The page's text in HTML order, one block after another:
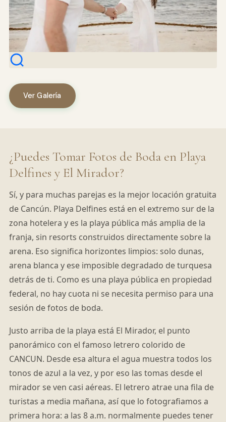
Ver Galería
¿Puedes Tomar Fotos de Boda en Playa
Delfines y El Mirador?
Sí, y para muchas parejas es la mejor locación gratuita
de Cancún. Playa Delfines está en el extremo sur de la
zona hotelera y es la playa pública más amplia de la
franja, sin resorts construidos directamente sobre la
arena. Eso significa horizontes limpios: solo dunas,
arena blanca y ese imposible degradado de turquesa
detrás de ti. Como es una playa pública en propiedad
federal, no hay cuota ni se necesita permiso para una
sesión de fotos de boda.
Justo arriba de la playa está El Mirador, el punto
panorámico con el famoso letrero colorido de
CANCUN. Desde esa altura el agua muestra todos los
tonos de azul a la vez, y por eso las tomas desde el
mirador se ven casi aéreas. El letrero atrae una fila de
turistas a media mañana, así que lo fotografiamos a
primera hora: a las 8 a.m. normalmente puedes tener